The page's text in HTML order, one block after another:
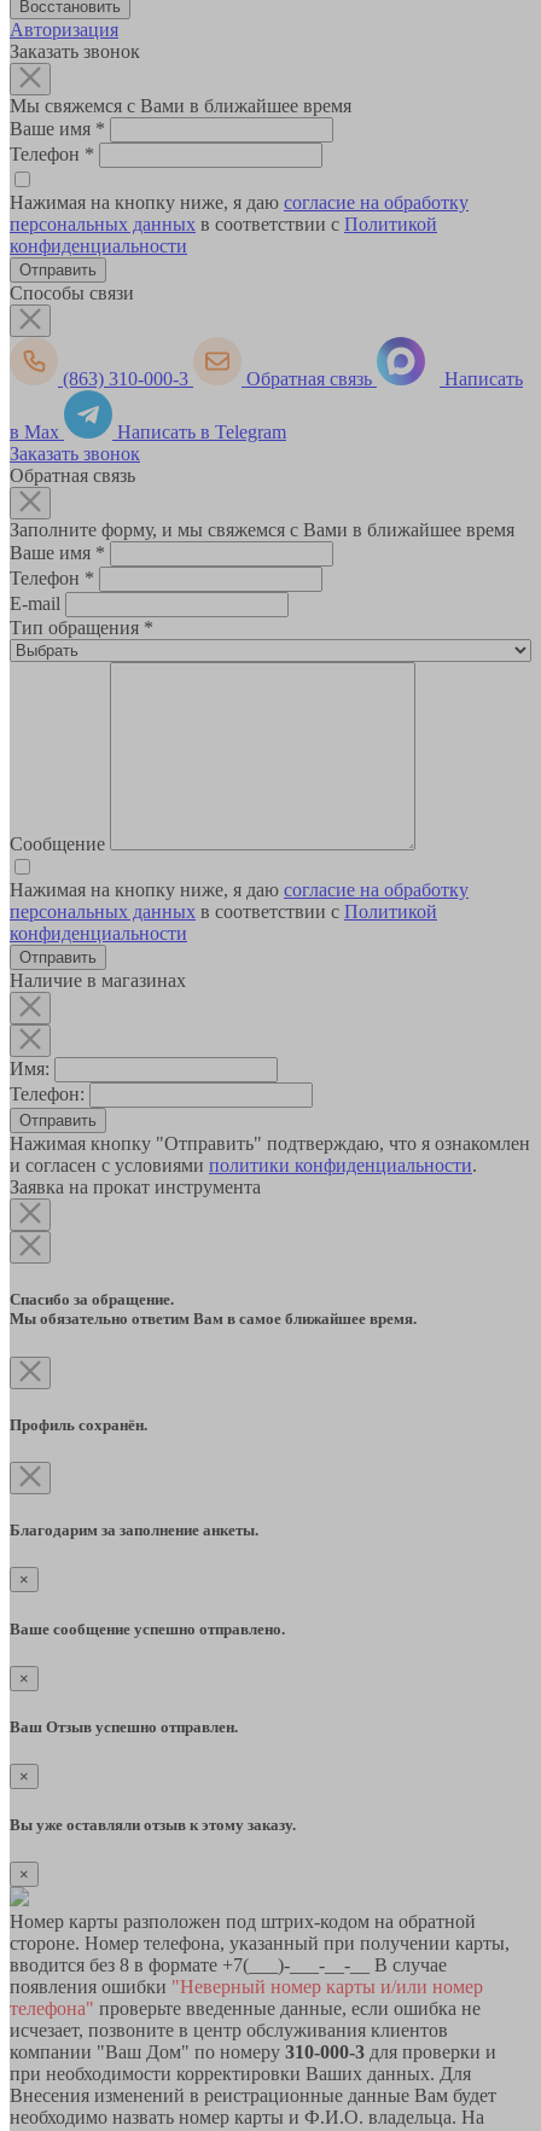
Авторизация
Заказать звонок
Мы свяжемся с Вами в ближайшее время
Ваше имя *
Телефон *
Нажимая на кнопку ниже, я даю согласие на обработку
персональных данных в соответствии с Политикой
конфиденциальности
Способы связи
(863) 310-000-3 Обратная связь Написать
в Max
Написать в Telegram
Заказать звонок
Обратная связь
Заполните форму, и мы свяжемся с Вами в ближайшее время
Ваше имя *
Телефон *
E-mail
Тип обращения *
Сообщение
Нажимая на кнопку ниже, я даю согласие на обработку
персональных данных в соответствии с Политикой
конфиденциальности
Наличие в магазинах
Имя:
Телефон:
Отправить
Нажимая кнопку "Отправить" подтверждаю, что я ознакомлен
и согласен с условиями политики конфиденциальности.
Заявка на прокат инструмента
Спасибо за обращение.
Мы обязательно ответим Вам в самое ближайшее время.
Профиль сохранён.
Благодарим за заполнение анкеты.
×
Ваше сообщение успешно отправлено.
×
Ваш Отзыв успешно отправлен.
×
Вы уже оставляли отзыв к этому заказу.
×
Номер карты разположен под штрих-кодом на обратной
стороне. Номер телефона, указанный при получении карты,
вводится без 8 в формате +7(___)-___-__-__ В случае
появления ошибки "Неверный номер карты и/или номер
телефона" проверьте введенные данные, если ошибка не
исчезает, позвоните в центр обслуживания клиентов
компании "Ваш Дом" по номеру 310-000-3 для проверки и
при необходимости корректировки Ваших данных. Для
Внесения изменений в реистрационные данные Вам будет
необходимо назвать номер карты и Ф.И.О. владельца. На